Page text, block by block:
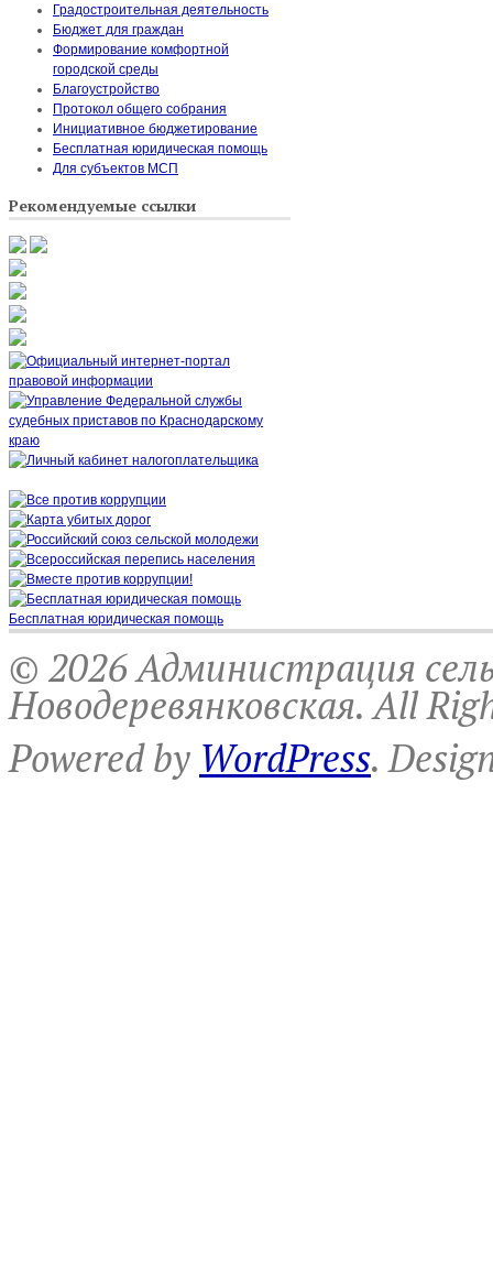
Градостроительная деятельность
Бюджет для граждан
Формирование комфортной
городской среды
Благоустройство
Протокол общего собрания
Инициативное бюджетирование
Бесплатная юридическая помощь
Для субъектов МСП
Рекомендуемые ссылки
Бесплатная юридическая помощь
© 2026 Администрация
Новодеревянковская. All
Powered by WordPress.